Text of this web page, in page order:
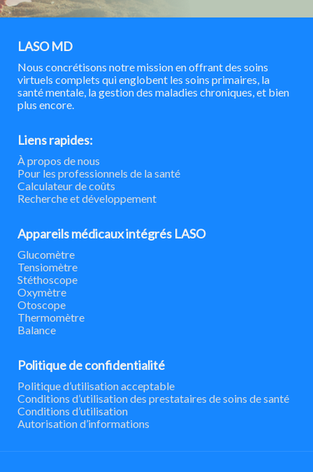
LASO MD
Nous concrétisons notre mission en offrant des soins
virtuels complets qui englobent les soins primaires, la
santé mentale, la gestion des maladies chroniques, et bien
plus encore.
Liens rapides:
À propos de nous
Pour les professionnels de la santé
Calculateur de coûts
Recherche et développement
Appareils médicaux intégrés LASO
Glucomètre
Tensiomètre
Stéthoscope
Oxymètre
Otoscope
Thermomètre
Balance
Politique de confidentialité
Politique d’utilisation acceptable
Conditions d’utilisation des prestataires de soins de santé
Conditions d’utilisation
Autorisation d’informations